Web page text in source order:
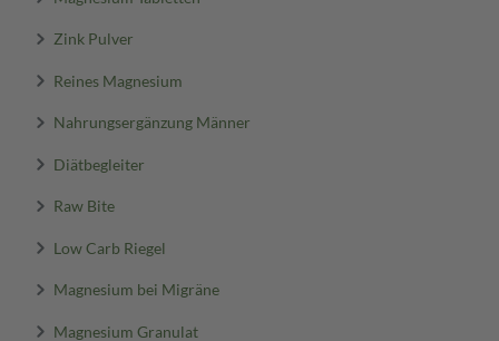
Zink Pulver
Reines Magnesium
Nahrungsergänzung Männer
Diätbegleiter
Raw Bite
Low Carb Riegel
Magnesium bei Migräne
Magnesium Granulat